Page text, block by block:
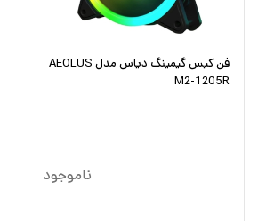
فن کیس گیمینگ دیاس مدل AEOLUS
M2-1205R
ناموجود